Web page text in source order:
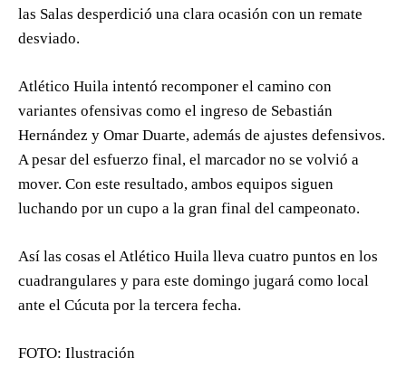
las Salas desperdició una clara ocasión con un remate
desviado.
Atlético Huila intentó recomponer el camino con
variantes ofensivas como el ingreso de Sebastián
Hernández y Omar Duarte, además de ajustes defensivos.
A pesar del esfuerzo final, el marcador no se volvió a
mover. Con este resultado, ambos equipos siguen
luchando por un cupo a la gran final del campeonato.
Así las cosas el Atlético Huila lleva cuatro puntos en los
cuadrangulares y para este domingo jugará como local
ante el Cúcuta por la tercera fecha.
FOTO: Ilustración